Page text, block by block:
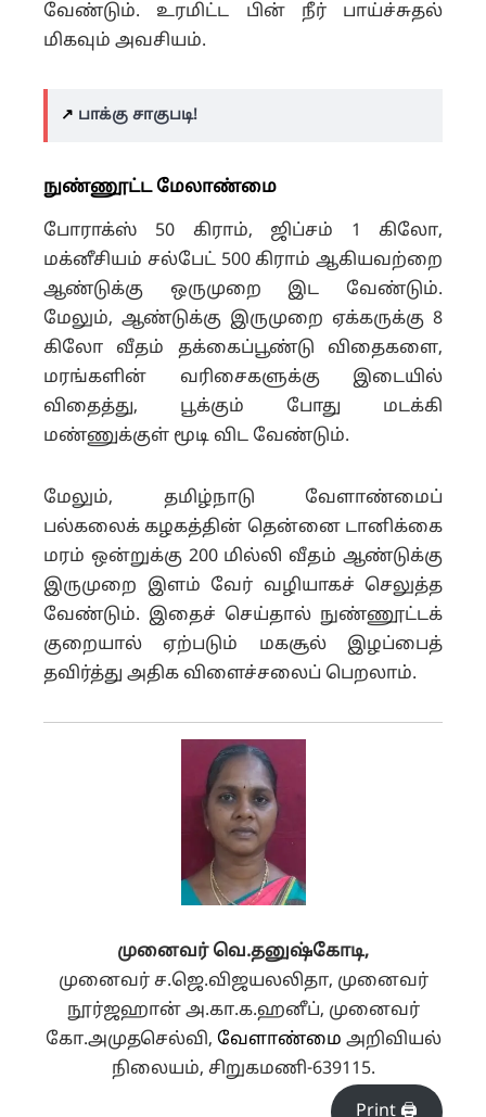
வேண்டும். உரமிட்ட பின் நீர் பாய்ச்சுதல்
மிகவும் அவசியம்.
↗️ பாக்கு சாகுபடி!
நுண்ணூட்ட மேலாண்மை
போராக்ஸ் 50 கிராம், ஜிப்சம் 1 கிலோ,
மக்னீசியம் சல்பேட் 500 கிராம் ஆகியவற்றை
ஆண்டுக்கு ஒருமுறை இட வேண்டும்.
மேலும், ஆண்டுக்கு இருமுறை ஏக்கருக்கு 8
கிலோ வீதம் தக்கைப்பூண்டு விதைகளை,
மரங்களின் வரிசைகளுக்கு இடையில்
விதைத்து, பூக்கும் போது மடக்கி
மண்ணுக்குள் மூடி விட வேண்டும்.
மேலும், தமிழ்நாடு வேளாண்மைப்
பல்கலைக் கழகத்தின் தென்னைடானிக்கை
மரம் ஒன்றுக்கு 200 மில்லி வீதம் ஆண்டுக்கு
இருமுறை இளம் வேர் வழியாகச் செலுத்த
வேண்டும். இதைச் செய்தால் நுண்ணூட்டக்
குறையால் ஏற்படும் மகசூல் இழப்பைத்
தவிர்த்து அதிக விளைச்சலைப் பெறலாம்.
முனைவர் வெ.தனுஷ்கோடி,
முனைவர் ச.ஜெ.விஜயலலிதா, முனைவர்
நூர்ஜஹான் அ.கா.க.ஹனீப், முனைவர்
கோ.அமுதசெல்வி, வேளாண்மை அறிவியல்
நிலையம், சிறுகமணி-639115.
Print 🖨